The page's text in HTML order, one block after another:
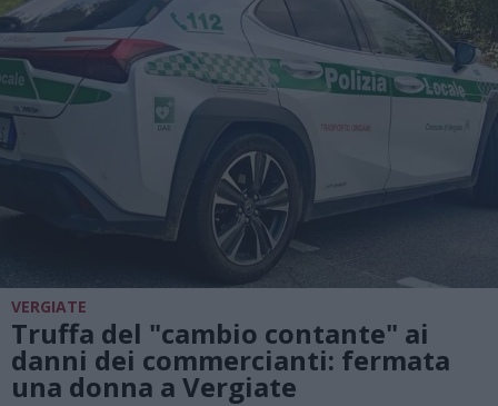
VERGIATE
Truffa del "cambio contante" ai
danni dei commercianti: fermata
una donna a Vergiate